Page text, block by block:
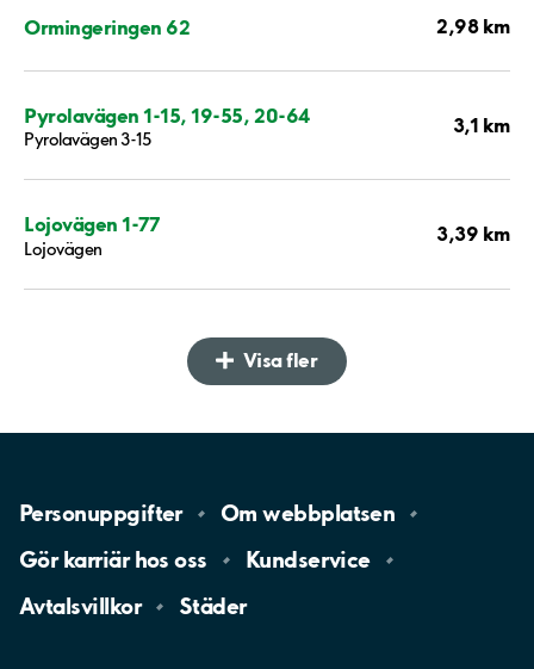
Ormingeringen 62 2,98 km
Pyrolavägen 1-15, 19-55, 20-64
Pyrolavägen 3-15
3,1 km
Lojovägen 1-77
Lojovägen
3,39 km
Visa fler
Personuppgifter Omwebbplatsen
Gör karriär hososs
Kundservice
Avtalsvillkor
Städer